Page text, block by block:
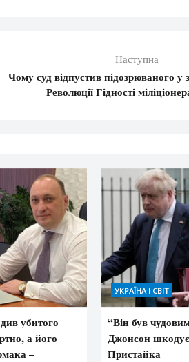
Наступна
Чому суд відпустив підозрюваного у
Революції Гідності
убитого
а його
–
УКРАЇНА І СВІТ
“Він був
Джонсон
Пристайка